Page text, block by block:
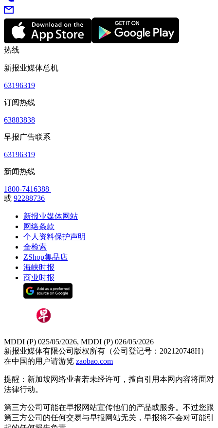
热线
新报业媒体总机
63196319
订阅热线
63883838
早报广告联系
63196319
新闻热线
1800-7416388
或 92288736
新报业媒体网站
网络条款
个人资料保护声明
全检索
ZShop集品店
海峡时报
商业时报
MDDI (P) 025/05/2026, MDDI (P) 026/05/2026
新报业媒体有限公司版权所有（公司登记号：202120748H）
在中国的用户请游览 zaobao.com
提醒：新加坡网络业者若未经许可，擅自引用本网内容将面对
法律行动。
第三方公司可能在早报网站宣传他们的产品或服务。不过您跟
第三方公司的任何交易与早报网站无关，早报将不会对可能引